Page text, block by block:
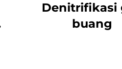
Denitrifikasi
buang